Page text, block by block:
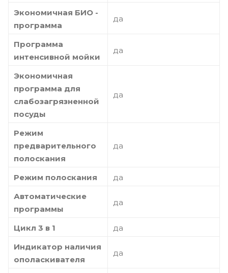
Экономичная БИО -
программа
да
Программа
интенсивной мойки
да
Экономичная
программа для
слабозагрязненной
посуды
да
Режим
предварительного
полоскания
да
Режим полоскания
да
Автоматические
программы
да
Цикл 3 в 1
да
Индикатор наличия
ополаскивателя
да